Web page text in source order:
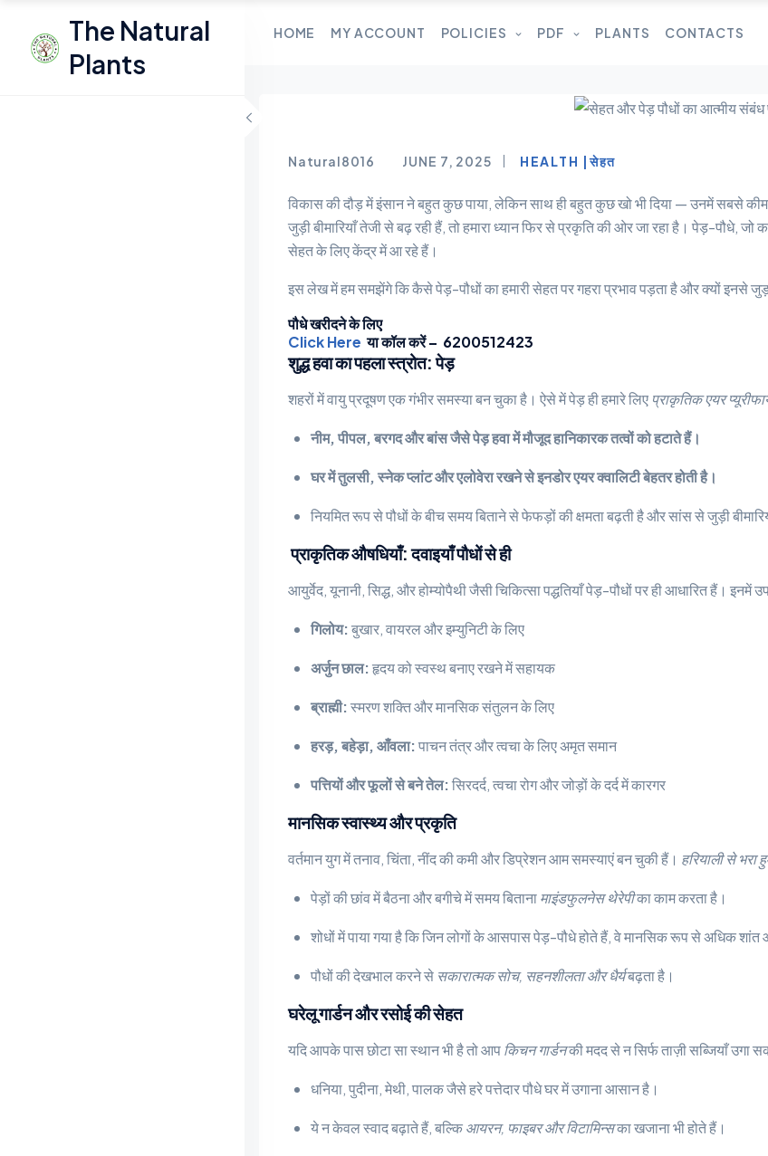
The Natural
Plants
HOME MY ACCOUNT POLICIES PDF PLANTS CONTACTS
Natural8016 JUNE 7, 2025 HEALTH |सेहत
विकास की दौड़ में इंसान ने बहुत कुछ पाया, लेकिन साथ ही बहुत कुछ खो भी दिया — उनमें सबसे
जुड़ी बीमारियाँ तेजी से बढ़ रही हैं, तो हमारा ध्यान फिर से प्रकृति की ओर जा रहा है। पेड़-पौधे,
सेहत के लिए केंद्र में आ रहे हैं।
इस लेख में हम समझेंगे कि कैसे पेड़-पौधों का हमारी सेहत पर गहरा प्रभाव पड़ता है और क्यों इनसे
पौधे खरीदने के लिए
Click Here या कॉल करें – 6200512423
शुद्ध हवा का पहला स्त्रोत: पेड़
शहरों में वायु प्रदूषण एक गंभीर समस्या बन चुका है। ऐसे में पेड़ ही हमारे लिए प्राकृतिक एयर
नीम, पीपल, बरगद और बांस जैसे पेड़ हवा में मौजूद हानिकारक तत्वों को हटाते हैं।
घर में तुलसी, स्नेक प्लांट और एलोवेरा रखने से इनडोर एयर क्वालिटी बेहतर होती है।
नियमित रूप से पौधों के बीच समय बिताने से फेफड़ों की क्षमता बढ़ती है और सांस से जुड़ी
प्राकृतिक औषधियाँ: दवाइयाँ पौधों से ही
आयुर्वेद, यूनानी, सिद्ध, और होम्योपैथी जैसी चिकित्सा पद्धतियाँ पेड़-पौधों पर ही आधारित हैं।
गिलोय:बुखार, वायरल और इम्युनिटी के लिए
अर्जुन छाल:हृदय को स्वस्थ बनाए रखने में सहायक
ब्राह्मी:स्मरण शक्ति और मानसिक संतुलन के लिए
हरड़, बहेड़ा, आँवला:पाचन तंत्र और त्वचा के लिए अमृत समान
पत्तियों और फूलों से बने तेल:सिरदर्द, त्वचा रोग और जोड़ों के दर्द में कारगर
मानसिक स्वास्थ्य और प्रकृति
वर्तमान युग में तनाव, चिंता, नींद की कमी और डिप्रेशन आम समस्याएं बन चुकी हैं। हरियाली से भरा
पेड़ों की छांव में बैठना और बगीचे में समय बितानामाइंडफुलनेस थेरेपीका काम करता है।
शोधों में पाया गया है कि जिन लोगों के आसपास पेड़-पौधे होते हैं, वे मानसिक रूप से अधिक
पौधों की देखभाल करने से सकारात्मक सोच, सहनशीलता और धैर्यबढ़ता है।
घरेलू गार्डन और रसोई की सेहत
यदि आपके पास छोटा सा स्थान भी है तो आपकिचन गार्डनकी मदद से न सिर्फ ताज़ी सब्जियाँ उगा
धनिया, पुदीना, मेथी, पालक जैसे हरे पत्तेदार पौधे घर में उगाना आसान है।
ये न केवल स्वाद बढ़ाते हैं, बल्किआयरन, फाइबर और विटामिन्सका खजाना भी होते हैं।